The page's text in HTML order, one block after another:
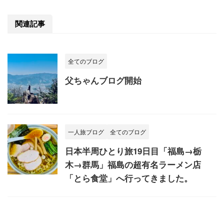
関連記事
全てのブログ
父ちゃんブログ開始
一人旅ブログ 全てのブログ
日本半周ひとり旅19日目「福島→栃
木→群馬」福島の超有名ラーメン店
「とら食堂」へ行ってきました。